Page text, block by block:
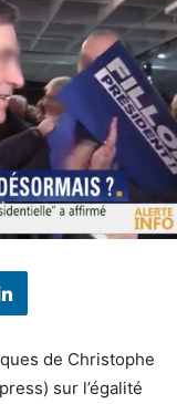
de Christophe
sur l’égalité